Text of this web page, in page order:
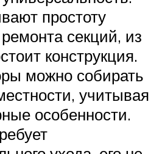
простоту
секций, из
конструкция.
можно собирать
учитывая
особенности.